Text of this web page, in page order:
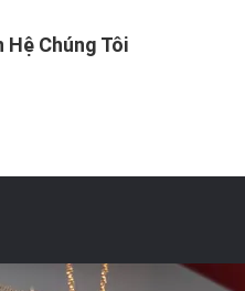
Hệ Chúng Tôi